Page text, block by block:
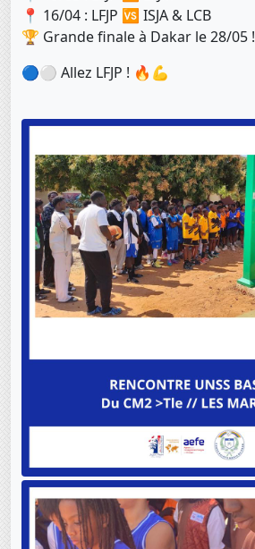
📍 16/04 : LFJP 🆚 ISJA & LCB
🏆 Grande finale à Dakar le 28/05 !
🔵⚪️ Allez LFJP ! 🔥💪